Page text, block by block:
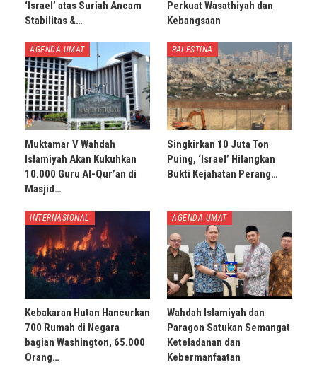
‘Israel’ atas Suriah Ancam
Stabilitas &…
Perkuat Wasathiyah dan
Kebangsaan
AGENDA UMAT
Muktamar V Wahdah
Islamiyah Akan Kukuhkan
10.000 Guru Al-Qur’an di
Masjid…
PALESTINA
Singkirkan 10 Juta Ton
Puing, ‘Israel’ Hilangkan
Bukti Kejahatan Perang…
INTERNASIONAL
Kebakaran Hutan Hancurkan
700 Rumah di Negara
bagian Washington, 65.000
Orang…
AGENDA UMAT
Wahdah Islamiyah dan
Paragon Satukan Semangat
Keteladanan dan
Kebermanfaatan